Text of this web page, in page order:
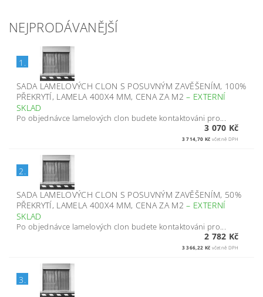
NEJPRODÁVANĚJŠÍ
1.
SADA LAMELOVÝCH CLON S POSUVNÝM ZAVĚŠENÍM, 100%
PŘEKRYTÍ, LAMELA 400X4 MM, CENA ZA M2– EXTERNÍ
SKLAD
Po objednávce lamelových clon budete kontaktováni pro...
3 070 Kč
3 714,70 Kč včetně DPH
2.
SADA LAMELOVÝCH CLON S POSUVNÝM ZAVĚŠENÍM, 50%
PŘEKRYTÍ, LAMELA 400X4 MM, CENA ZA M2– EXTERNÍ
SKLAD
Po objednávce lamelových clon budete kontaktováni pro...
2 782 Kč
3 366,22 Kč včetně DPH
3.